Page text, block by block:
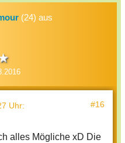
(24) aus
Uhr: #16
alles Mögliche xD Die